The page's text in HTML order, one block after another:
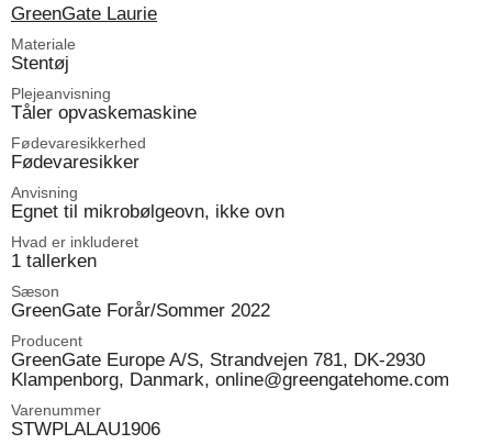
GreenGate Laurie
Materiale
Stentøj
Plejeanvisning
Tåler opvaskemaskine
Fødevaresikkerhed
Fødevaresikker
Anvisning
Egnet til mikrobølgeovn, ikke ovn
Hvad er inkluderet
1 tallerken
Sæson
GreenGate Forår/Sommer 2022
Producent
GreenGate Europe A/S, Strandvejen 781, DK-2930
Klampenborg, Danmark, online@greengatehome.com
Varenummer
STWPLALAU1906